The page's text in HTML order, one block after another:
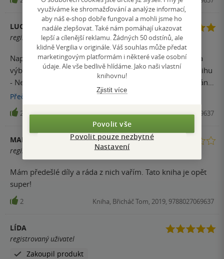
LUCIE
registrovaný uživatel
Naprosto pecková knížka!! Recepty jednoduché, rychlé a
výborné! Doporučuji koupit také předchozí autorovu knihu
- Nejjednodušší plán na 29 dní, tohle je volné pokračování
:)
Přečíst
2 Kniha, Břicháč Tom, 2019, 9788027069637
MARIE
registrovaný uživatel
Mám předešlé díly a ráda z nich vařím. Tato kniha je opět
super!
2 Kniha, Břicháč Tom, 2019, 9788027069637
LÍDA
registrovaný uživatel
Zakoupil produkt
využíváme ke shromažďování a analýze informací,
aby náš e-shop dobře fungoval a mohli jsme ho
nadále zlepšovat. Také nám pomáhají ukazovat
lepší a cílenější reklamu. Žádných 50 odstínů, ale
klidně Vergilia v originále. Váš souhlas může předat
marketingovým platformám i některé vaše osobní
údaje. Ale vše bedlivě hlídáme. Jako naši vlastní
knihovnu!
Zjistit více
Povolit vše
Povolit pouze nezbytné
Nastavení